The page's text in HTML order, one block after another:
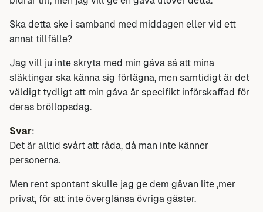
Ska detta ske i samband med middagen eller vid ett
annat tillfälle?
Jag vill ju inte skryta med min gåva så att mina
släktingar ska känna sig förlägna, men samtidigt är det
väldigt tydligt att min gåva är specifikt införskaffad för
deras bröllopsdag.
Svar:
Det är alltid svårt att råda, då man inte känner
personerna.
Men rent spontant skulle jag ge dem gåvan lite ,mer
privat, för att inte överglänsa övriga gäster.